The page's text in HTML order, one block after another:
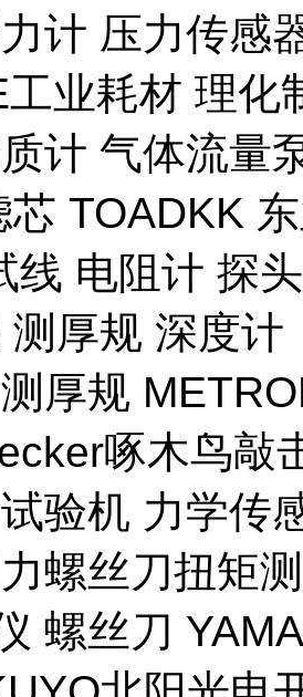
计 压力传感
业耗材 理化
计 气体流量
TOADKK
线 电阻计 探
测厚规 深度
厚规
啄木鸟敲
验机 力学传
螺丝刀扭矩
螺丝刀